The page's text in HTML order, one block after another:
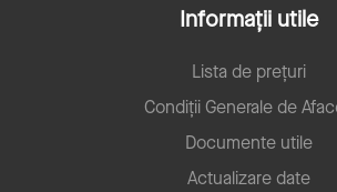
Informații utile
Lista de prețuri
Condiții Generale de
Documente utile
Actualizare date